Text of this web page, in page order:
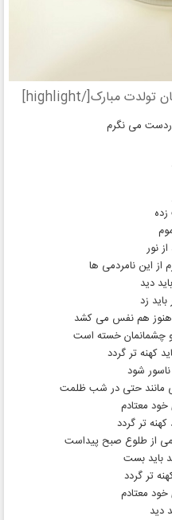
می نگرم
نور
از این نامردمی ها
دید
باید زد
هنوز هم نفس می کشد
چشمانمان خسته است
کهنه تر گردد
ناسور شود
مانند حتی در شب ظلمت
خود معتادم
کهنه تر گردد
از طلوع صبح پیداست
باید بست
تر گردد
خود معتادم
دید